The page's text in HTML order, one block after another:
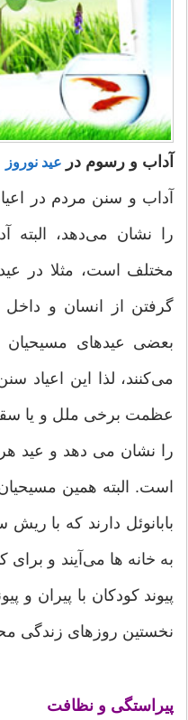
آداب و رسوم در عید نوروز
آداب و سنن مردم در
را نشان می‌دهد،
مختلف است، مثلا در
گرفتن از انسان و
بعضی عید‌های
می‌کنند، لذا این اعیاد
عظمت برخی ملل و یا
را نشان می دهد و عید
است. البته همین
بابانوئل دارند که با
به خانه ها می‌آیند و برای
پیوند کودکان با پیران و
نخستین روزهای زندگی
پیراستگی و نظافت